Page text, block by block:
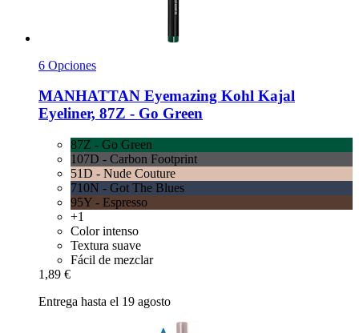
6 Opciones
MANHATTAN Eyemazing Kohl Kajal
Eyeliner, 87Z -​ Go Green
87Z - Go Green
107D - Carbon Footprint
51D - Nude Couture
710N - Got The Blues
95Y - Espresso
+1
Color intenso
Textura suave
Fácil de mezclar
1,89 €
Entrega hasta el 19 agosto